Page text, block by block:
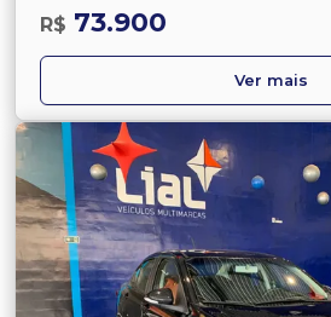
R$ 73.900
Ver mais